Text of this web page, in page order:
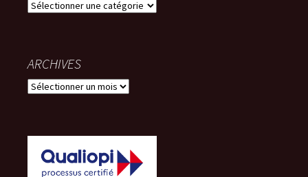
Catégories
ARCHIVES
ARCHIVES